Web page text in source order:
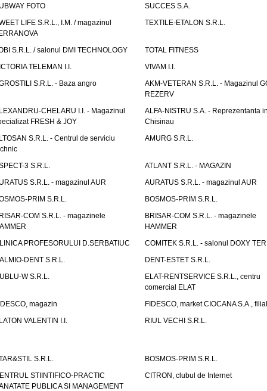
FOTO
SUCCES S.A.
LIFE S.R.L., I.M. / magazinul
TEXTILE-ETALON S.R.L.
S.R.L. / salonul DMI TECHNOLOGY
TOTAL FITNESS
TELEMAN I.I.
VIVAM I.I.
S.R.L. - Baza angro
AKM-VETERAN S.R.L. - Magazinul
REZERV
CHELARU I.I. - Magazinul
FRESH & JOY
ALFA-NISTRU S.A. - Reprezentanta
Chisinau
S.R.L. - Centrul de serviciu
AMURG S.R.L.
3 S.R.L.
ATLANT S.R.L. - MAGAZIN
S.R.L. - magazinul AUR
AURATUS S.R.L. - magazinul AUR
PRIM S.R.L.
BOSMOS-PRIM S.R.L.
COM S.R.L. - magazinele
BRISAR-COM S.R.L. - magazinele
HAMMER
PROFESORULUI D.SERBATIUC
COMITEK S.R.L. - salonul DOXY
DENT S.R.L.
DENT-ESTET S.R.L.
W S.R.L.
ELAT-RENTSERVICE S.R.L., centru
comercial ELAT
magazin
FIDESCO, market CIOCANA S.A.,
VALENTIN I.I.
RIUL VECHI S.R.L.
S.R.L.
BOSMOS-PRIM S.R.L.
STIINTIFICO-PRACTIC
PUBLICA SI MANAGEMENT
CITRON, clubul de Internet